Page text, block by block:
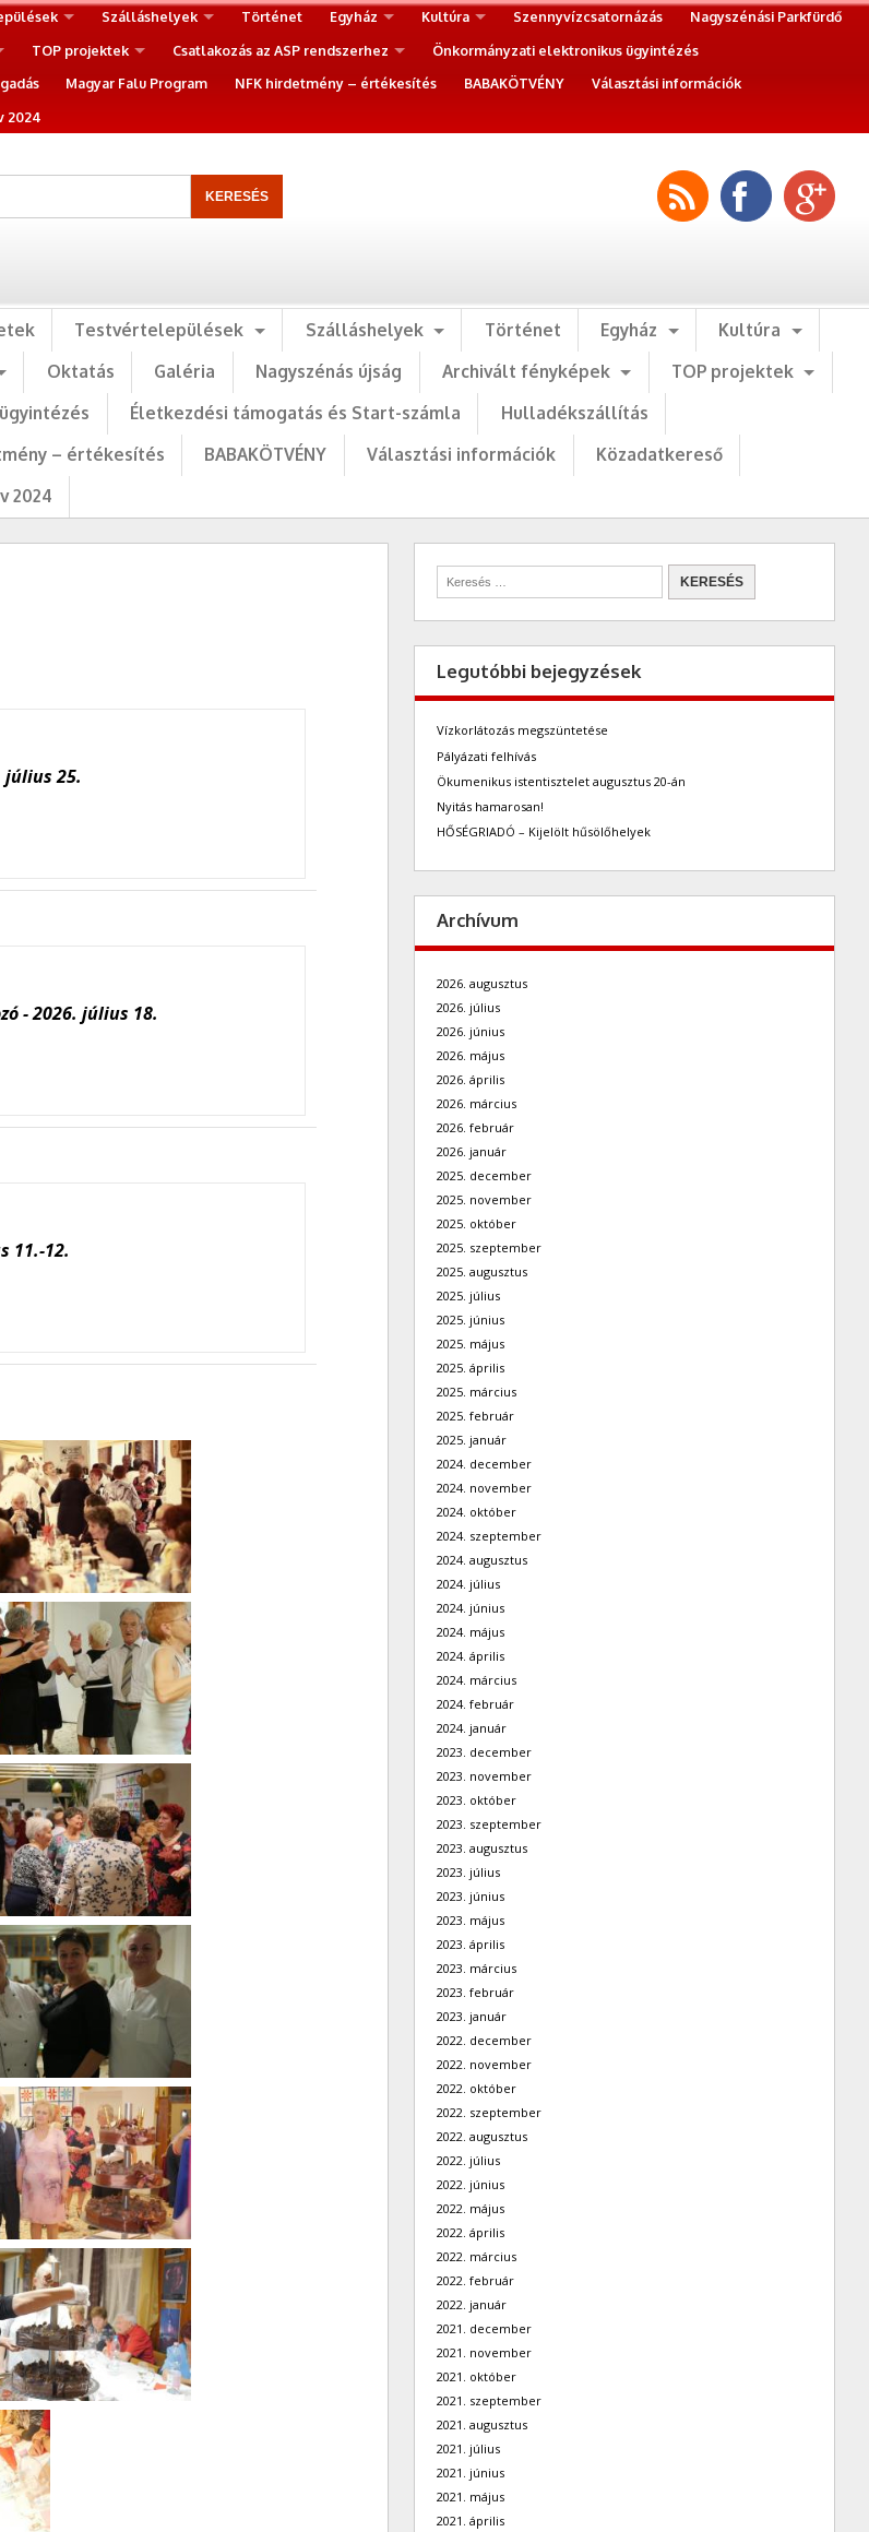
Szálláshelyek Történet Egyház Kultúra Szennyvízcsatornázás
Nagyszénási Parkfürdő
TOP projektek Csatlakozás az ASP rendszerhez
Önkormányzati elektronikus ügyintézés
Magyar Falu Program NFK hirdetmény – értékesítés BABAKÖTVÉNY
Választási információk
2024
Testvértelepülések Szálláshelyek Történet Egyház
Kultúra
Oktatás Galéria Nagyszénás újság Archivált fényképek
TOP projektek
Életkezdési támogatás és Start-számla
Hulladékszállítás
– értékesítés BABAKÖTVÉNY Választási információk
Közadatkereső
2024
július 25.
- 2026. július 18.
11.-12.
Legutóbbi bejegyzések
Vízkorlátozás megszüntetése
Pályázati felhívás
Ökumenikus istentisztelet augusztus 20-án
Nyitás hamarosan!
HŐSÉGRIADÓ – Kijelölt hűsölőhelyek
Archívum
2026. augusztus
2026. július
2026. június
2026. május
2026. április
2026. március
2026. február
2026. január
2025. december
2025. november
2025. október
2025. szeptember
2025. augusztus
2025. július
2025. június
2025. május
2025. április
2025. március
2025. február
2025. január
2024. december
2024. november
2024. október
2024. szeptember
2024. augusztus
2024. július
2024. június
2024. május
2024. április
2024. március
2024. február
2024. január
2023. december
2023. november
2023. október
2023. szeptember
2023. augusztus
2023. július
2023. június
2023. május
2023. április
2023. március
2023. február
2023. január
2022. december
2022. november
2022. október
2022. szeptember
2022. augusztus
2022. július
2022. június
2022. május
2022. április
2022. március
2022. február
2022. január
2021. december
2021. november
2021. október
2021. szeptember
2021. augusztus
2021. július
2021. június
2021. május
2021. április